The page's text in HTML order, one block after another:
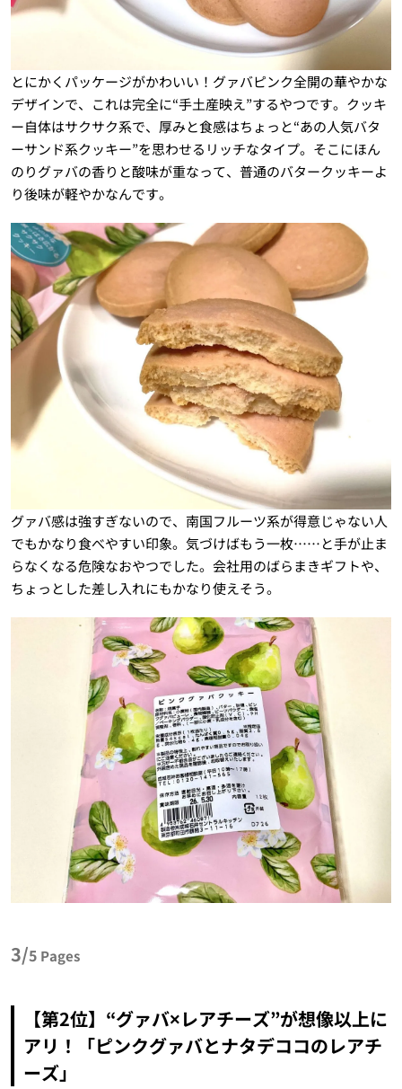
とにかくパッケージがかわいい！グァバピンク全開の華やかな
デザインで、これは完全に“手土産映え”するやつです。クッキ
ー自体はサクサク系で、厚みと食感はちょっと“あの人気バタ
ーサンド系クッキー”を思わせるリッチなタイプ。そこにほん
のりグァバの香りと酸味が重なって、普通のバタークッキーよ
り後味が軽やかなんです。
グァバ感は強すぎないので、南国フルーツ系が得意じゃない人
でもかなり食べやすい印象。気づけばもう一枚……と手が止ま
らなくなる危険なおやつでした。会社用のばらまきギフトや、
ちょっとした差し入れにもかなり使えそう。
3/5 Pages
【第2位】“グァバ×レアチーズ”が想像以上に
アリ！「ピンクグァバとナタデココのレアチ
ーズ」